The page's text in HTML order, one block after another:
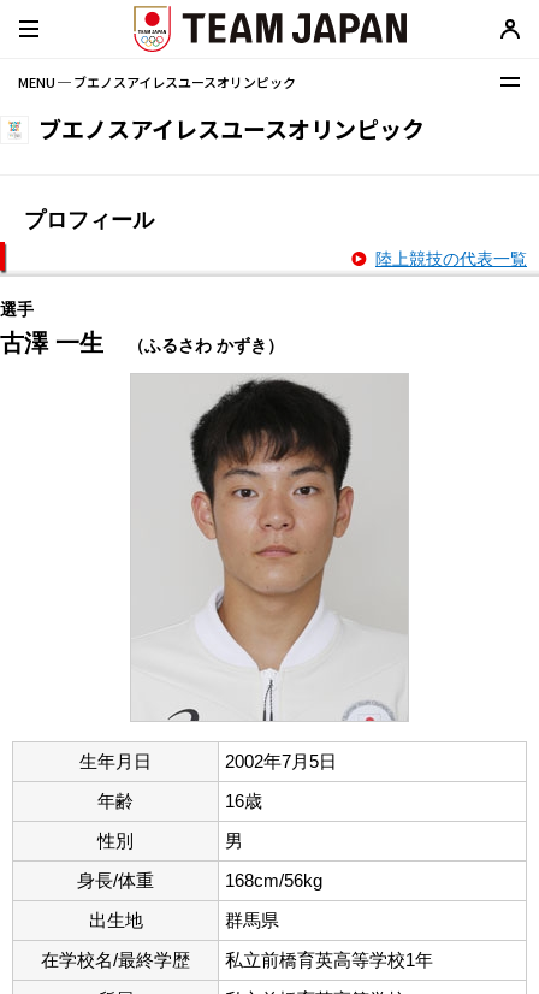
MENU ─ ブエノスアイレスユースオリンピック
ブエノスアイレスユースオリンピック
プロフィール
陸上競技の代表一覧
選手
古澤 一生 （ふるさわ かずき）
生年月日
2002年7月5日
年齢
16歳
性別
男
身長/体重
168cm/56kg
出生地
群馬県
在学校名/最終学歴
私立前橋育英高等学校1年